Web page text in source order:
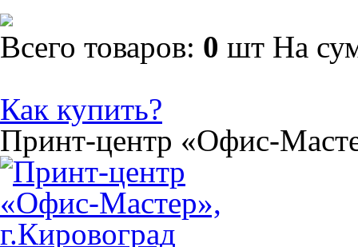
Всего товаров: 0 шт На
Как купить?
Принт-центр «Офис-